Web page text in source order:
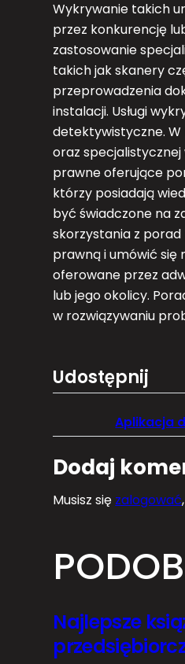
Wykrywanie takich
przez konkurencję
zastosowanie
takich jak skanery
przeprowadzenia
instalacji. Usługi
detektywistyczne. W
oraz specjalistycznej
prawne oferujące
którzy posiadają
być świadczone na
skorzystania z
prawną i umówić się
oferowane przez
lub jego okolicy.
w rozwiązywaniu
Udostępnij
Aplikacja
Dodaj
Musisz się zalogować
Najlepsze